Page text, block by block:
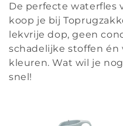
e
c
t
De perfecte waterfles
koop je bij
lekvrije dop, geen
schadelijke stoffen én
kleuren. Wat wil je
snel!